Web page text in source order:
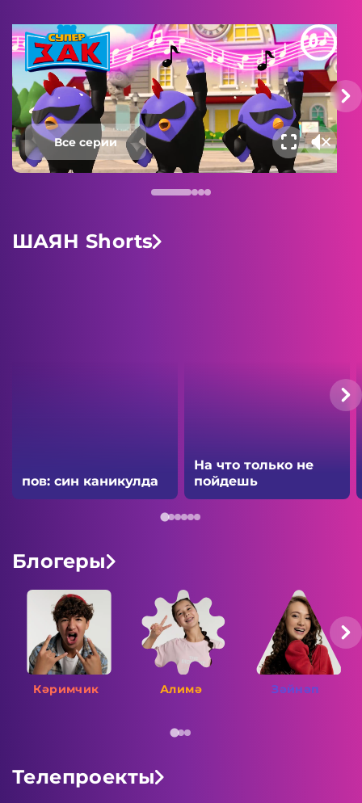
0+
Все серии
ШАЯН Shorts
пов: син каникулда
На что только не
пойдешь
Блогеры
Кәримчик Алимә Зәйнәп
Телепроекты